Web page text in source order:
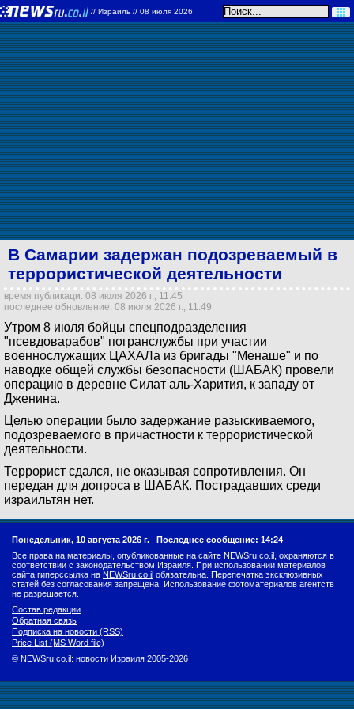
// Израиль // 08 июля 2026
В Самарии задержан подозреваемый в
террористической деятельности
время публикаци: 08 июля 2026 г., 11:45
последнее обновление: 08 июля 2026 г., 11:49
Утром 8 июля бойцы спецподразделения
"псевдоварабов" погранслужбы при участии
военнослужащих ЦАХАЛа из бригады "Менаше" и по
наводке общей службы безопасности (ШАБАК) провели
операцию в деревне Силат аль-Харития, к западу от
Дженина.
Целью операции было задержание разыскиваемого,
подозреваемого в причастности к террористической
деятельности.
Террорист сдался, не оказывая сопротивления. Он
передан для допроса в ШАБАК. Пострадавших среди
израильтян нет.
Понедельник, 10 августа 2026 г. Последнее сообщение: 14:24
Все права на материалы, опубликованные на сайте NEWSru.co.il, охраняются в
соответствии с законодательством Израиля. При использовании материалов
сайта гиперссылка на NEWSru.co.il обязательна. Перепечатка эксклюзивных
статей без согласования запрещена. Использование фотоматериалов агентств
не разрешается.
Состав редакции
Обратная связь
Подписка на новости (RSS)
Price List (MS Word file)
© NEWSru.co.il: новости Израиля 2005-2026